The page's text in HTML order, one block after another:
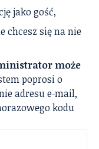
jako gość,
chcesz się na nie
może
poprosi o
adresu e‑mail,
kodu